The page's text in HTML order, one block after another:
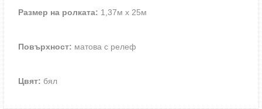
Размер на ролката: 1,37м х 25м
Повърхност: матова с релеф
Цвят: бял